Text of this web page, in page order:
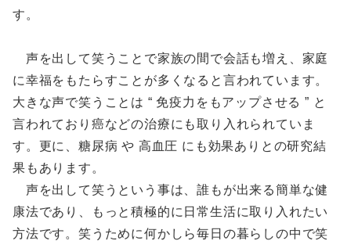
す。
声を出して笑うことで家族の間で会話も増え、家庭
に幸福をもたらすことが多くなると言われています。
大きな声で笑うことは “ 免疫力をもアップさせる ” と
言われており癌などの治療にも取り入れられていま
す。更に、糖尿病 や 高血圧 にも効果ありとの研究結
果もあります。
声を出して笑うという事は、誰もが出来る簡単な健
康法であり、もっと積極的に日常生活に取り入れたい
方法です。笑うために何かしら毎日の暮らしの中で笑